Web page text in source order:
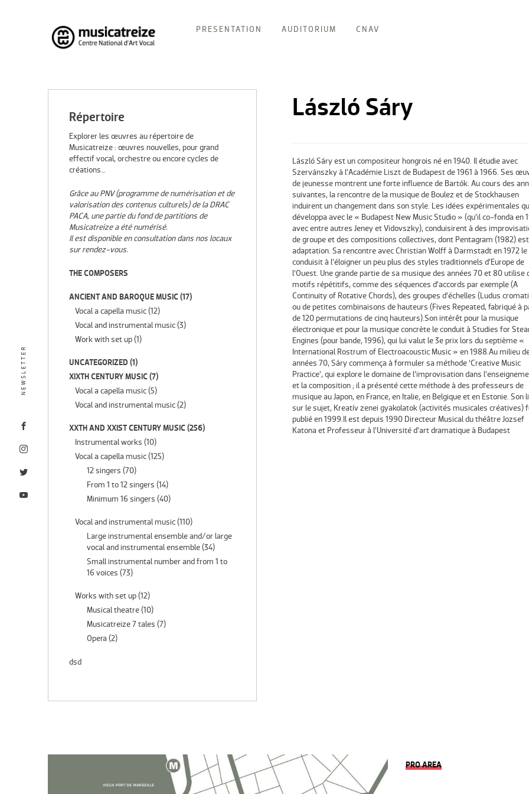
Skip
to
content
PRESENTATION AUDITORIUM CNAV
NEWSLETTER
László Sáry
László Sáry est un compositeur hongrois né en 1940. Il étudie avec
Szervánszky à l’Académie Liszt de Budapest de 1961 à 1966. Ses
de jeunesse montrent une forte influence de Bartók. Au cours des
suivantes, la rencontre de la musique de Boulez et de Stockhausen
induirent un changement dans son style. Les idées expérimentales
développa avec le « Budapest New Music Studio » (qu’il co-fonda en
avec entre autres Jeney et Vidovszky), conduisirent à des
de groupe et des compositions collectives, dont Pentagram (1982)
adaptation. Sa rencontre avec Christian Wolff à Darmstadt en 1972 le
conduisit à l’éloigner un peu plus des styles traditionnels d’Europe de
l’Ouest. Une grande partie de sa musique des années 70 et 80 utilise
motifs répétitifs, comme des séquences d’accords par exemple (A
Continuity of Rotative Chords), des groupes d’échelles (Ludus
ou de petites combinaisons de hauteurs (Fives Repeated, fabriqué à
de 120 permutations de cinq hauteurs).Son intérêt pour la musique
électronique et pour la musique concrète le conduit à Studies for
Engines (pour bande, 1996), qui lui valut le 3e prix lors du septième «
International Rostrum of Electroacoustic Music » en 1988.Au milieu
années 70, Sáry commença à formuler sa méthode ‘Creative Music
Practice’, qui explore le domaine de l’improvisation dans
et la composition ; il a présenté cette méthode à des professeurs de
musique au Japon, en France, en Italie, en Belgique et en Estonie. Son
sur le sujet, Kreatív zenei gyakolatok (activités musicales créatives)
publié en 1999.Il est depuis 1990 Directeur Musical du théâtre Jozsef
Katona et Professeur à l’Université d’art dramatique à Budapest
Répertoire
Explorer les œuvres au répertoire de
Musicatreize : œuvres nouvelles, pour grand
effectif vocal, orchestre ou encore cycles de
créations…
Grâce au PNV (programme de numérisation et de
valorisation des contenus culturels) de la DRAC
PACA, une partie du fond de partitions de
Musicatreize a été numérisé.
Il est disponible en consultation dans nos locaux
sur rendez-vous.
THE COMPOSERS
ANCIENT AND BAROQUE MUSIC(17)
Vocal a capella music(12)
Vocal and instrumental music(3)
Work with set up(1)
UNCATEGORIZED (1)
XIXTH CENTURY MUSIC(7)
Vocal a capella music(5)
Vocal and instrumental music(2)
XXTH AND XXIST CENTURY MUSIC(256)
Instrumental works (10)
Vocal a capella music(125)
12 singers (70)
From 1 to 12 singers (14)
Minimum 16 singers (40)
Vocal and instrumental music(110)
Large instrumental ensemble and/or large
vocal and instrumental ensemble(34)
Small instrumental number and from 1 to
16 voices (73)
Works with set up(12)
Musical theatre(10)
Musicatreize 7 tales (7)
Opera (2)
dsd
PRO AREA